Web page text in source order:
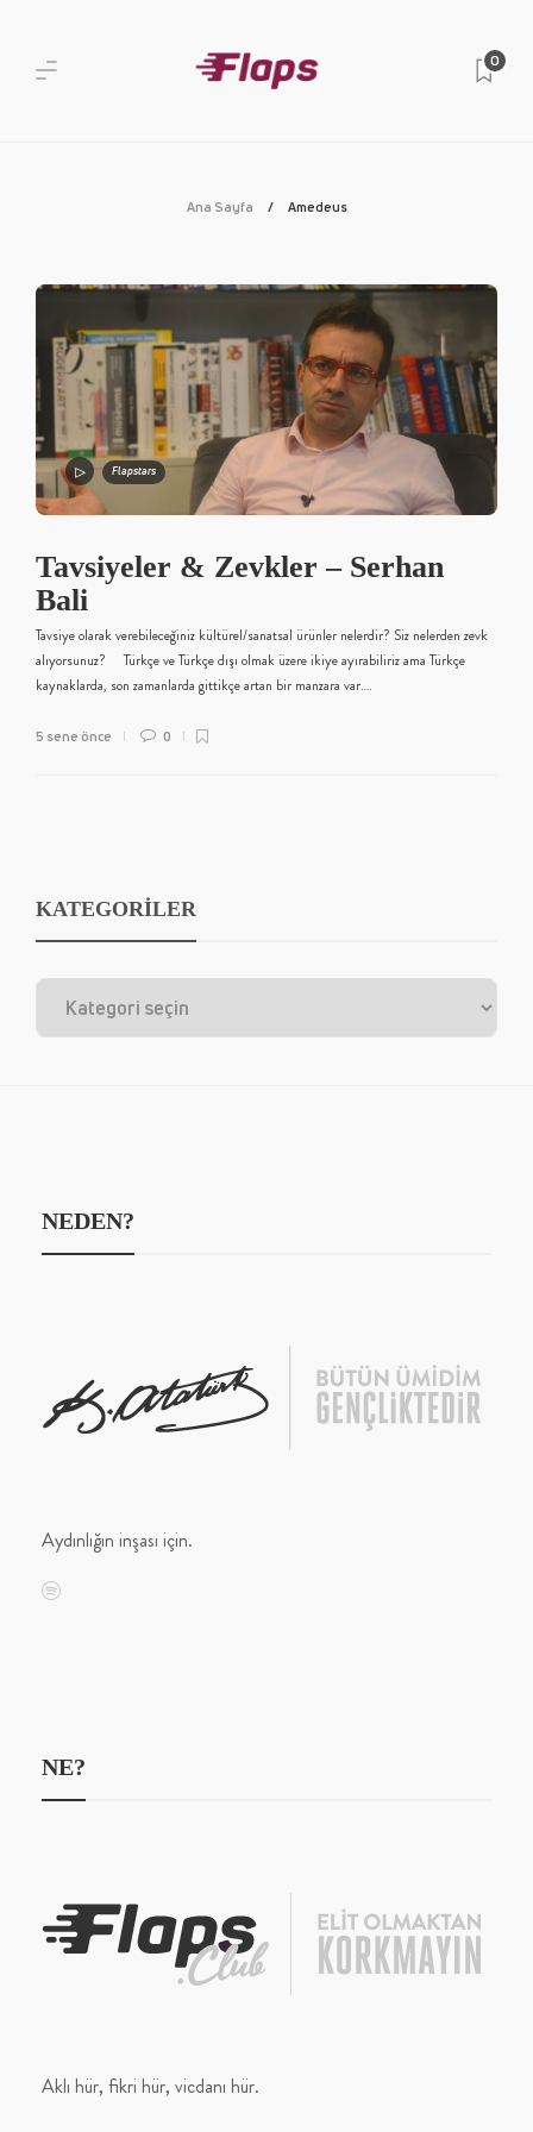
0
Ana Sayfa Amedeus
Flapstars
Tavsiyeler & Zevkler – Serhan
Bali
Tavsiye olarak verebileceğiniz kültürel/sanatsal ürünler nelerdir? Siz nelerden zevk
alıyorsunuz? Türkçe ve Türkçe dışı olmak üzere ikiye ayırabiliriz ama Türkçe
kaynaklarda, son zamanlarda gittikçe artan bir manzara var….
5 sene önce 0
KATEGORİLER
NEDEN?
Aydınlığın inşası için.
NE?
Aklı hür, fikri hür, vicdanı hür.